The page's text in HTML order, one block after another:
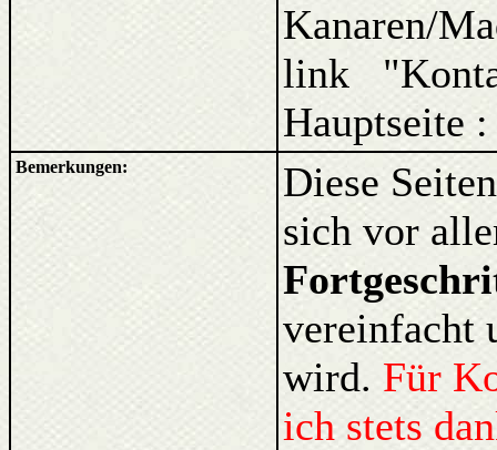
Kanaren/
link
Hauptseite
Bemerkungen:
Diese
sich vor
vereinfacht
wird. Für
ich stets